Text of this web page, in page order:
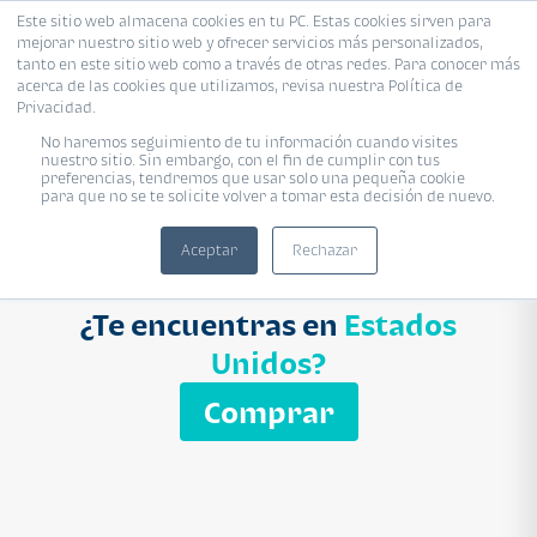
Este sitio web almacena cookies en tu PC. Estas cookies sirven para
mejorar nuestro sitio web y ofrecer servicios más personalizados,
tanto en este sitio web como a través de otras redes. Para conocer más
acerca de las cookies que utilizamos, revisa nuestra Política de
Privacidad.
No haremos seguimiento de tu información cuando visites
nuestro sitio. Sin embargo, con el fin de cumplir con tus
preferencias, tendremos que usar solo una pequeña cookie
para que no se te solicite volver a tomar esta decisión de nuevo.
Aceptar Rechazar
Proyecto Modelo Inmobiliaria
Ingresa el nombre del proyecto
Buscar
¿Te encuentras en Estados
Unidos?
Comprar